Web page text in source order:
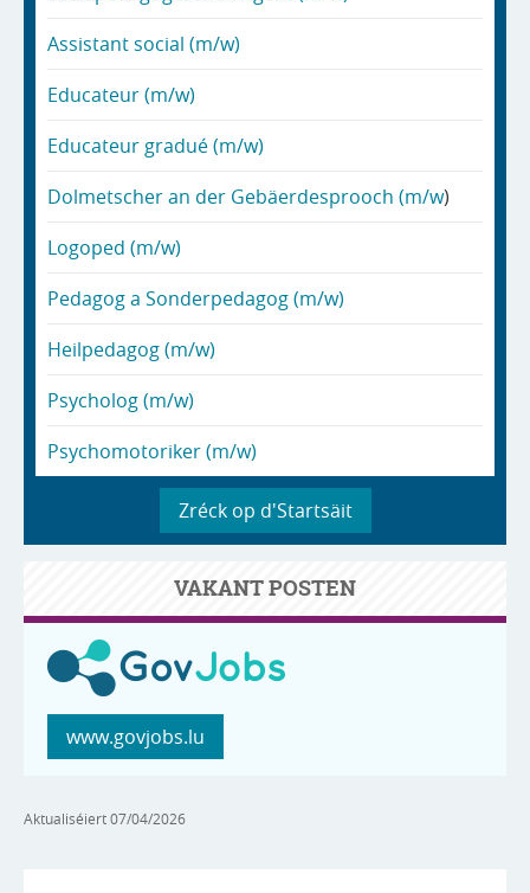
Assistant social (m/w)
Educateur (m/w)
Educateur gradué (m/w)
Dolmetscher an der Gebäerdesprooch (m/w)
Logoped (m/w)
Pedagog a Sonderpedagog (m/w)
Heilpedagog (m/w)
Psycholog (m/w)
Psychomotoriker (m/w)
Zréck op d'Startsäit
VAKANT POSTEN
www.govjobs.lu
Aktualiséiert07/04/2026